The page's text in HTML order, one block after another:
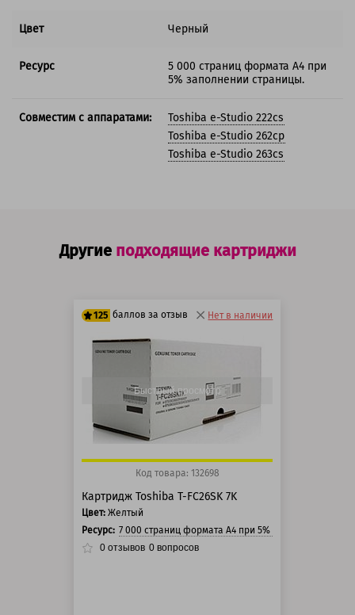
Цвет Черный
Ресурс
5 000 страниц формата А4 при
5% заполнении страницы.
Совместим с аппаратами:
Toshiba e-Studio 222cs
Toshiba e-Studio 262cp
Toshiba e-Studio 263cs
Другие подходящие картриджи
125 баллов за отзыв
100 баллов
Нет в наличии
Быстрый просмотр
Код товара: 132698
Картридж Toshiba T-FC26SK 7K
Цвет: Желтый
Ресурс: 7 000 страниц формата А4 при 5% заполнении
0 отзывов 0 вопросов